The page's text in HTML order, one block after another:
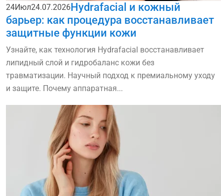
24Июл24.07.2026Hydrafacial и кожный
барьер: как процедура восстанавливает
защитные функции кожи
Узнайте, как технология Hydrafacial восстанавливает
липидный слой и гидробаланс кожи без
травматизации. Научный подход к премиальному уходу
и защите. Почему аппаратная...